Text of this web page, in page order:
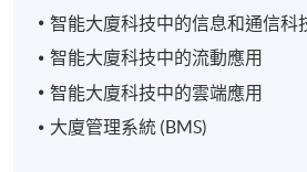
智能大廈科技中的信息和通信科
智能大廈科技中的流動應用
智能大廈科技中的雲端應用
大廈管理系統 (BMS)